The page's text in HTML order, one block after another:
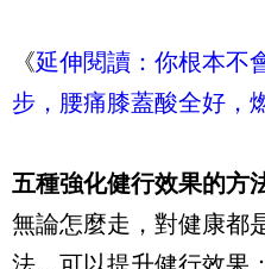
《延伸閱讀：你根本不
步，腰痛膝蓋酸全好，
五種強化健行效果的方
無論怎麼走，對健康都